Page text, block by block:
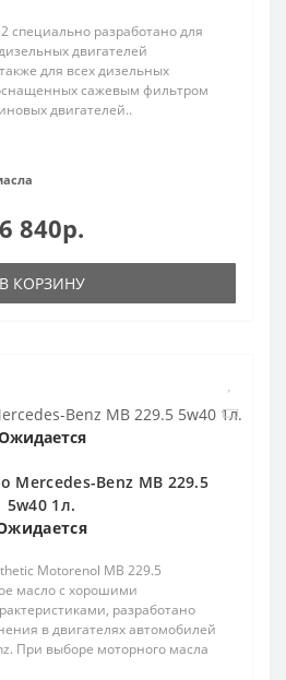
специально разработано для
двигателей
для всех дизельных
сажевым фильтром
двигателей..
6 840р.
В КОРЗИНУ
Mercedes-Вenz MB 229.5
5w40 1л.
Motorenol MB 229.5
масло с хорошими
разработано
в двигателях автомобилей
При выборе моторного масла